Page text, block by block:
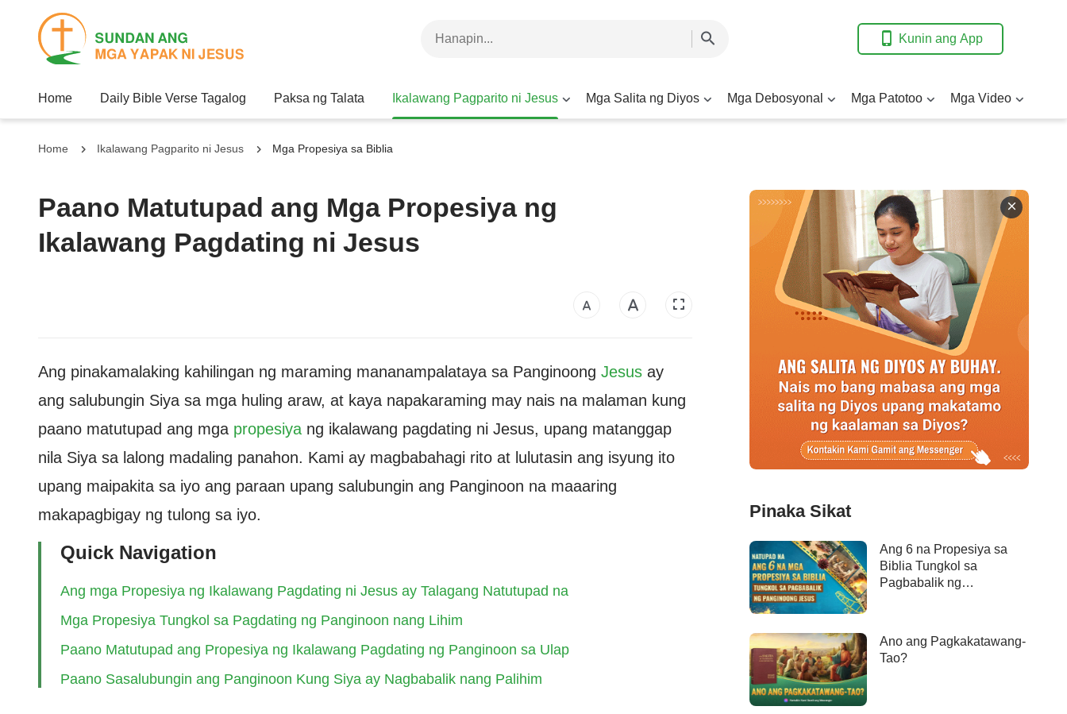
Kunin ang App
Home Daily Bible Verse Tagalog Paksa ng Talata Ikalawang Pagparito ni Jesus Mga Salita ng Diyos Mga Debosyonal Mga Patotoo Mga Video
Home Ikalawang Pagparito ni Jesus Mga Propesiya sa Biblia
Paano Matutupad ang Mga Propesiya ng
Ikalawang Pagdating ni Jesus
Ang pinakamalaking kahilingan ng maraming mananampalataya sa Panginoong Jesus ay
ang salubungin Siya sa mga huling araw, at kaya napakaraming may nais na malaman kung
paano matutupad ang mga propesiya ng ikalawang pagdating ni Jesus, upang matanggap
nila Siya sa lalong madaling panahon. Kami ay magbabahagi rito at lulutasin ang isyung ito
upang maipakita sa iyo ang paraan upang salubungin ang Panginoon na maaaring
makapagbigay ng tulong sa iyo.
Quick Navigation
Ang mga Propesiya ng Ikalawang Pagdating ni Jesus ay Talagang Natutupad na
Mga Propesiya Tungkol sa Pagdating ng Panginoon nang Lihim
Paano Matutupad ang Propesiya ng Ikalawang Pagdating ng Panginoon sa Ulap
Paano Sasalubungin ang Panginoon Kung Siya ay Nagbabalik nang Palihim
Pinaka Sikat
Ang 6 na Propesiya sa
Biblia Tungkol sa
Pagbabalik ng
Ano ang Pagkakatawang-
Tao?